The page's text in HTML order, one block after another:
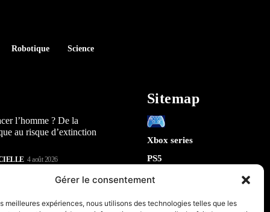
Gérer le consentement
meilleures expériences, nous utilisons des technologies telles que les
Robotique Science
l’homme ? De la
au risque d’extinction
4 août 2026
Play : 5 révélations sur la
qui arrive en 2026
Sitemap
Xbox series
PS5
Switch
IA